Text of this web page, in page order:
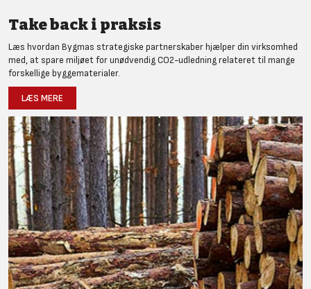
Take back i praksis
Læs hvordan Bygmas strategiske partnerskaber hjælper din virksomhed
med, at spare miljøet for unødvendig CO2-udledning relateret til mange
forskellige byggematerialer.
LÆS MERE